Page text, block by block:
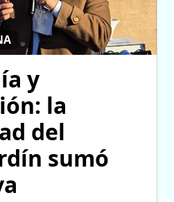
y
la
del
sumó